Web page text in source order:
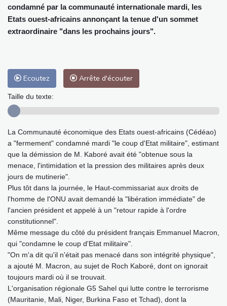
condamné par la communauté internationale mardi, les
Etats ouest-africains annonçant la tenue d'un sommet
extraordinaire "dans les prochains jours".
Ecoutez Arrête d'écouter
Taille du texte:
La Communauté économique des Etats ouest-africains (Cédéao)
a "fermement" condamné mardi "le coup d'Etat militaire", estimant
que la démission de M. Kaboré avait été "obtenue sous la
menace, l'intimidation et la pression des militaires après deux
jours de mutinerie".
Plus tôt dans la journée, le Haut-commissariat aux droits de
l'homme de l'ONU avait demandé la "libération immédiate" de
l'ancien président et appelé à un "retour rapide à l'ordre
constitutionnel".
Même message du côté du président français Emmanuel Macron,
qui "condamne le coup d'Etat militaire".
"On m'a dit qu'il n'était pas menacé dans son intégrité physique",
a ajouté M. Macron, au sujet de Roch Kaboré, dont on ignorait
toujours mardi où il se trouvait.
L'organisation régionale G5 Sahel qui lutte contre le terrorisme
(Mauritanie, Mali, Niger, Burkina Faso et Tchad), dont la